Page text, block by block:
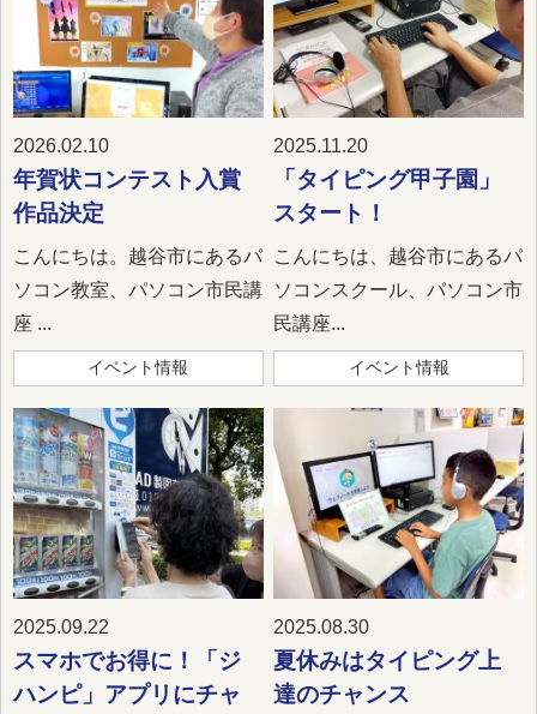
2026.02.10
年賀状コンテスト入賞
作品決定
こんにちは。越谷市にあるパ
ソコン教室、パソコン市民講
座 ...
イベント情報
2025.11.20
「タイピング甲子園」
スタート！
こんにちは、越谷市にあるパ
ソコンスクール、パソコン市
民講座...
イベント情報
2025.09.22
スマホでお得に！「ジ
ハンピ」アプリにチャ
2025.08.30
夏休みはタイピング上
達のチャンス